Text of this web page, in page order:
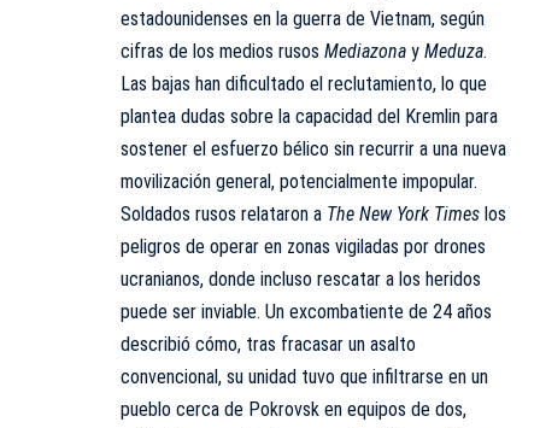
estadounidenses en la guerra de Vietnam, según
cifras de los medios rusos Mediazona y Meduza.
Las bajas han dificultado el reclutamiento, lo que
plantea dudas sobre la capacidad del Kremlin para
sostener el esfuerzo bélico sin recurrir a una nueva
movilización general, potencialmente impopular.
Soldados rusos relataron a The New York Times los
peligros de operar en zonas vigiladas por drones
ucranianos, donde incluso rescatar a los heridos
puede ser inviable. Un excombatiente de 24 años
describió cómo, tras fracasar un asalto
convencional, su unidad tuvo que infiltrarse en un
pueblo cerca de Pokrovsk en equipos de dos,